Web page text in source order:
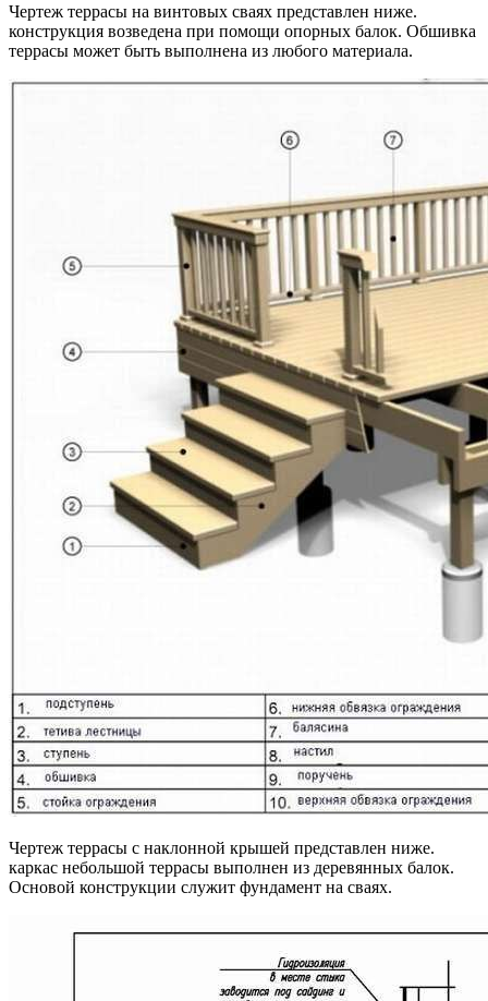
Чертеж террасы на винтовых сваях представлен ниже.
конструкция возведена при помощи опорных балок. Обшивка
террасы может быть выполнена из любого материала.
Чертеж террасы с наклонной крышей представлен ниже.
каркас небольшой террасы выполнен из деревянных балок.
Основой конструкции служит фундамент на сваях.